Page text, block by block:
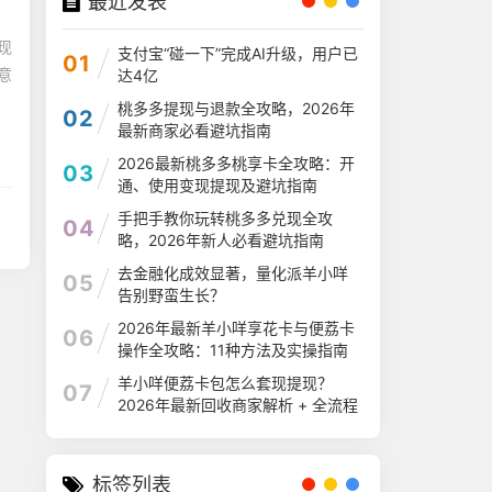
01
支付宝“碰一下”完成AI升级，用户已
达4亿
02
桃多多提现与退款全攻略，2026年
最新商家必看避坑指南
03
2026最新桃多多桃享卡全攻略：开
通、使用变现提现及避坑指南
04
手把手教你玩转桃多多兑现全攻
略，2026年新人必看避坑指南
05
去金融化成效显著，量化派羊小咩
告别野蛮生长？
06
2026年最新羊小咩享花卡与便荔卡
操作全攻略：11种方法及实操指南
07
羊小咩便荔卡包怎么套现提现？
2026年最新回收商家解析 + 全流程
标签列表